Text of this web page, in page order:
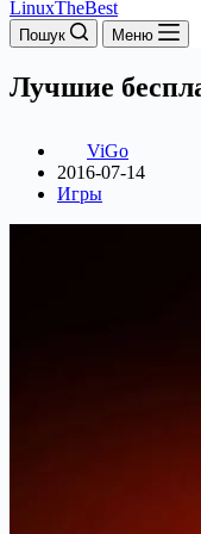
LinuxTheBest
Пошук Меню
Лучшие
ViGo
2016-07-14
Игры